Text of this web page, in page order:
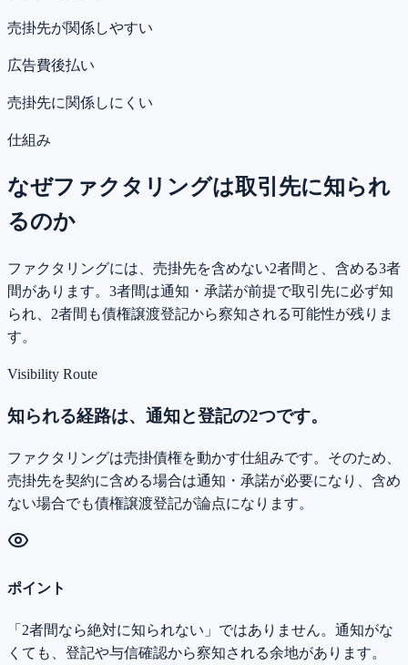
売掛先が関係しやすい
広告費後払い
売掛先に関係しにくい
仕組み
なぜファクタリングは取引先に知られ
るのか
ファクタリングには、売掛先を含めない2者間と、含める3者
間があります。3者間は通知・承諾が前提で取引先に必ず知
られ、2者間も債権譲渡登記から察知される可能性が残りま
す。
Visibility Route
知られる経路は、 通知と登記の2つです。
ファクタリングは売掛債権を動かす仕組みです。そのため、
売掛先を契約に含める場合は通知・承諾が必要になり、含め
ない場合でも債権譲渡登記が論点になります。
ポイント
「2者間なら絶対に知られない」ではありません。通知がな
くても、登記や与信確認から察知される余地があります。